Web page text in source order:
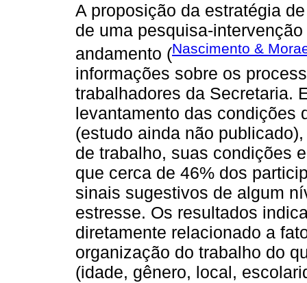
A proposição da estratégia
de uma pesquisa-
andamento (Nascimento &
informações sobre os
trabalhadores da Secretaria.
levantamento das condições
(estudo ainda não
de trabalho, suas condições
que cerca de 46% dos
sinais sugestivos de algum
estresse. Os resultados
diretamente relacionado a
organização do trabalho do
(idade, gênero, local,